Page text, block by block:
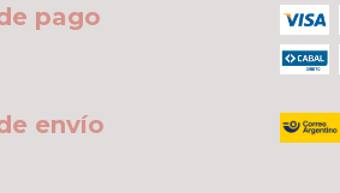
pago
envío